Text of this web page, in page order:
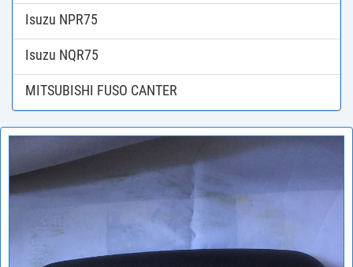
Isuzu NPR75
Isuzu NQR75
MITSUBISHI FUSO CANTER